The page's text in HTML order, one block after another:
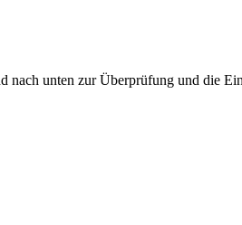
nach unten zur Überprüfung und die